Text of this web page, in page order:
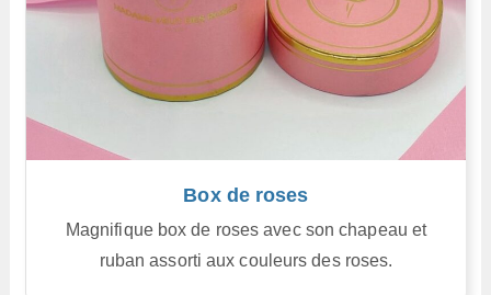
Box de roses
Magnifique box de roses avec son chapeau et
ruban assorti aux couleurs des roses.